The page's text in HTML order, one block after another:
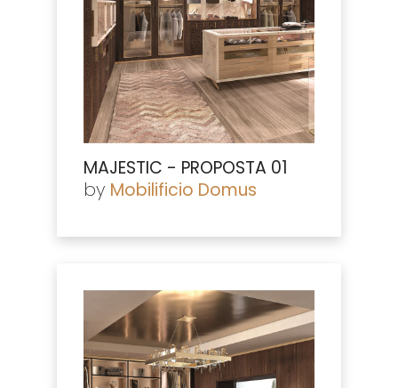
MAJESTIC - PROPOSTA 01
by Mobilificio Domus